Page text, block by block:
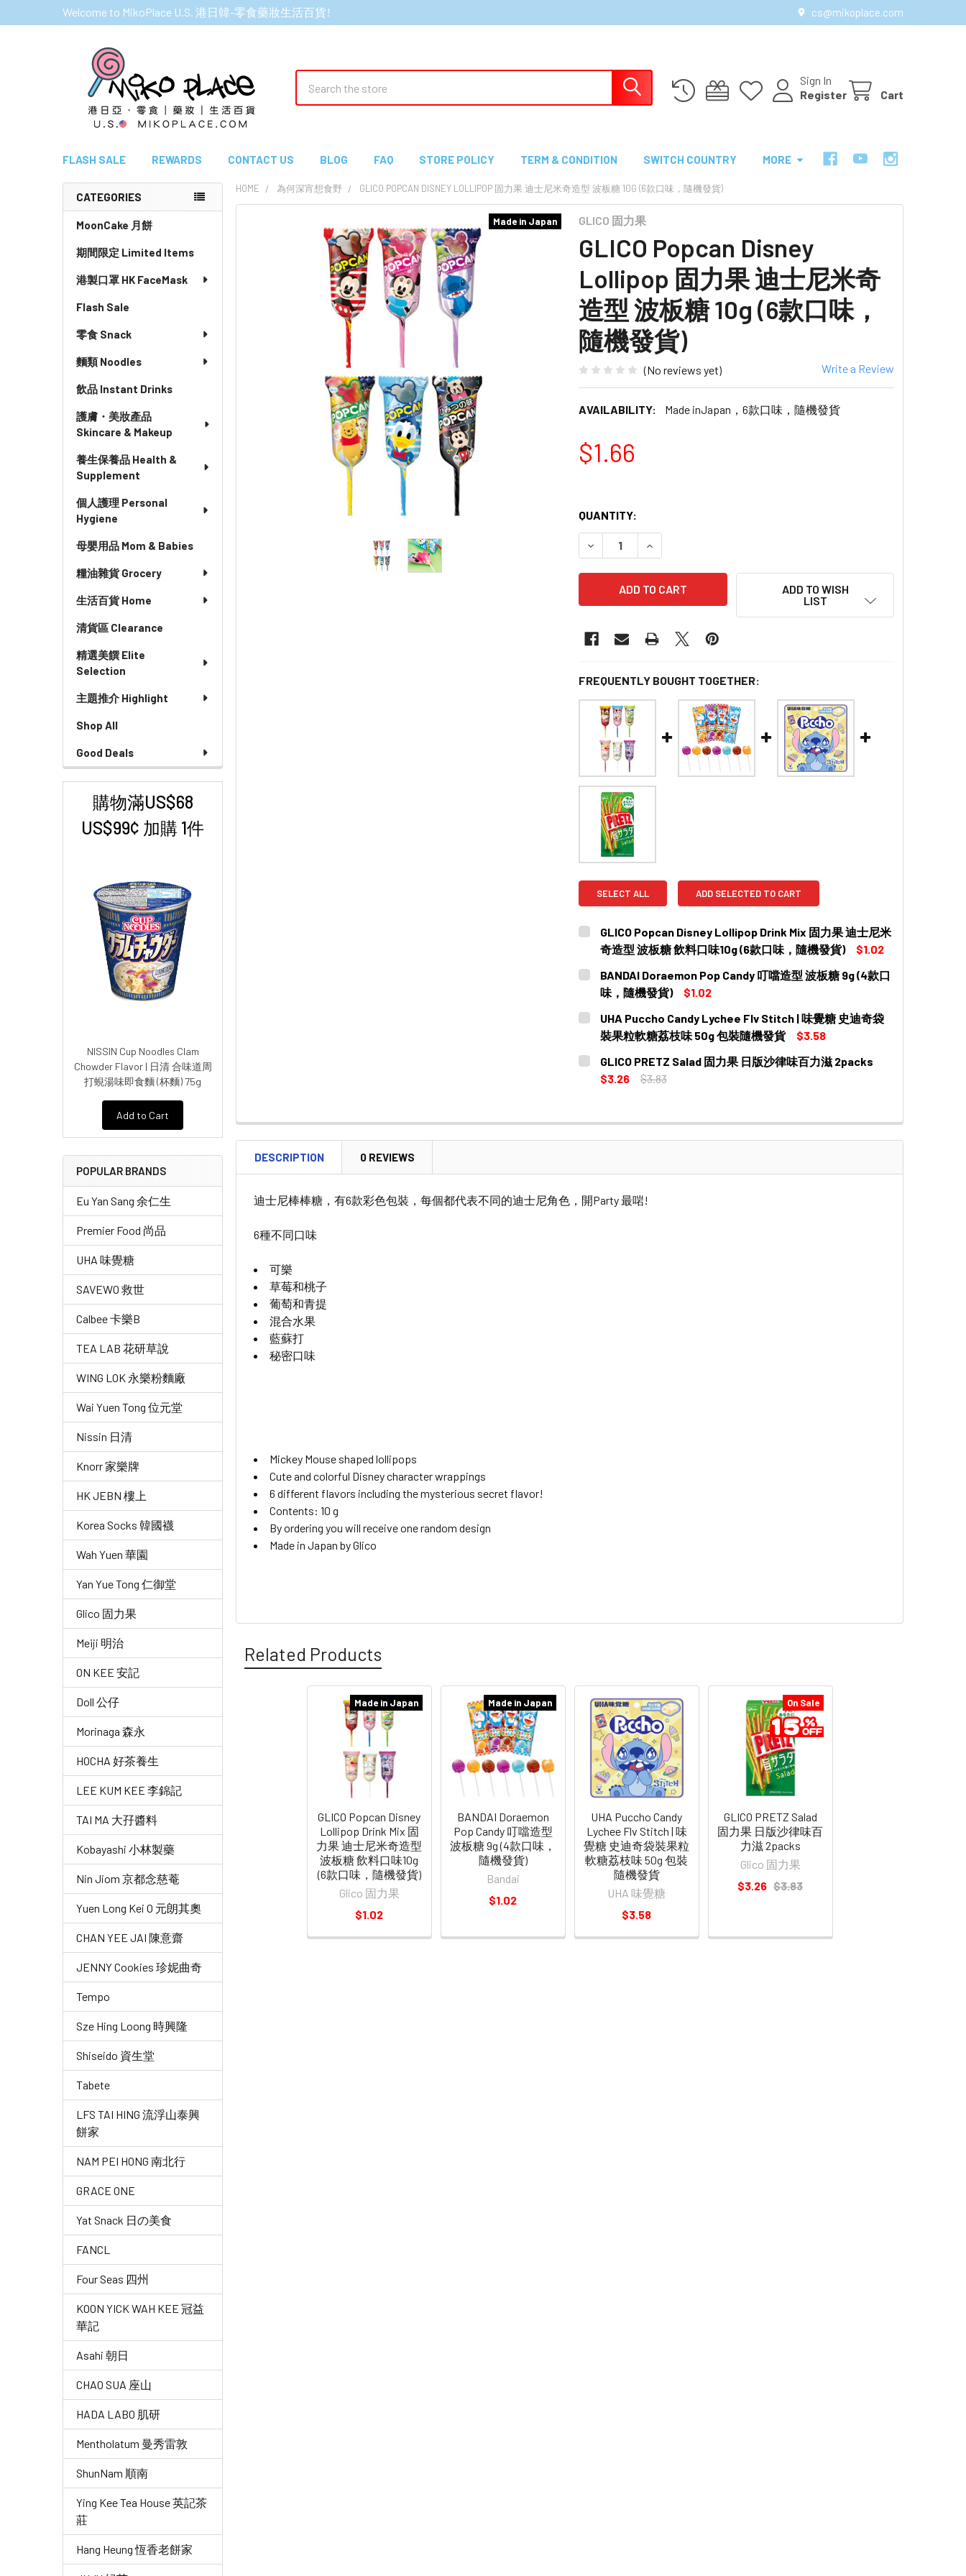
Welcome to MikoPlace U.S. 港日韓-零食藥妝生活百貨! cs@mikoplace.com
Sign In
Register
Cart
FLASH SALE REWARDS CONTACT US BLOG FAQ STORE POLICY TERM & CONDITION SWITCH COUNTRY MORE
Sidebar
CATEGORIES
MoonCake 月餅
期間限定 Limited Items
港製口罩 HK FaceMask
Flash Sale
零食 Snack
麵類 Noodles
飲品 Instant Drinks
護膚・美妝產品
Skincare & Makeup
養生保養品 Health &
Supplement
個人護理 Personal
Hygiene
母嬰用品 Mom & Babies
糧油雜貨 Grocery
生活百貨 Home
清貨區 Clearance
精選美饌 Elite
Selection
主題推介 Highlight
Shop All
Good Deals
購物滿US$68
US$99¢ 加購 1件
NISSIN Cup Noodles Clam
Chowder Flavor | 日清 合味道周
打蜆湯味即食麵 (杯麵) 75g
Add to Cart
POPULAR BRANDS
Eu Yan Sang 余仁生
Premier Food 尚品
UHA 味覺糖
SAVEWO 救世
Calbee 卡樂B
TEA LAB 花研草說
WING LOK 永樂粉麵廠
Wai Yuen Tong 位元堂
Nissin 日清
Knorr 家樂牌
HK JEBN 樓上
Korea Socks 韓國襪
Wah Yuen 華園
Yan Yue Tong 仁御堂
Glico 固力果
Meiji 明治
ON KEE 安記
Doll 公仔
Morinaga 森永
HOCHA 好茶養生
LEE KUM KEE 李錦記
TAI MA 大孖醬料
Kobayashi 小林製藥
Nin Jiom 京都念慈菴
Yuen Long Kei O 元朗其奧
CHAN YEE JAI 陳意齋
JENNY Cookies 珍妮曲奇
Tempo
Sze Hing Loong 時興隆
Shiseido 資生堂
Tabete
LFS TAI HING 流浮山泰興
餅家
NAM PEI HONG 南北行
GRACE ONE
Yat Snack 日の美食
FANCL
Four Seas 四州
KOON YICK WAH KEE 冠益
華記
Asahi 朝日
CHAO SUA 座山
HADA LABO 肌研
Mentholatum 曼秀雷敦
ShunNam 順南
Ying Kee Tea House 英記茶
莊
Hang Heung 恆香老餅家
HOME 為何深宵想食野 GLICO POPCAN DISNEY LOLLIPOP 固力果 迪士尼米奇造型 波板糖 10G (6款口味，隨機發貨)
GLICO 固力果
GLICO Popcan Disney
Lollipop 固力果 迪士尼米奇
造型 波板糖 10g (6款口味，
隨機發貨)
(No reviews yet) Write a Review
AVAILABILITY: Made inJapan，6款口味，隨機發貨
Made in Japan
$1.66
QUANTITY:
ADD TO WISH
LIST
FREQUENTLY BOUGHT TOGETHER:
SELECT ALL ADD SELECTED TO CART
GLICO Popcan Disney Lollipop Drink Mix 固力果 迪士尼米
奇造型 波板糖 飲料口味10g (6款口味，隨機發貨)
$1.02
CURRENT
STOCK:
QUANTITY:
BANDAI Doraemon Pop Candy 叮噹造型 波板糖 9g (4款口
味，隨機發貨)
$1.02
CURRENT
STOCK:
QUANTITY:
UHA Puccho Candy Lychee Flv Stitch | 味覺糖 史迪奇袋
裝果粒軟糖荔枝味 50g 包裝隨機發貨
$3.58
CURRENT
STOCK:
QUANTITY:
GLICO PRETZ Salad 固力果 日版沙律味百力滋 2packs
$3.26
$3.83
DECREASE QUANTITY OF GLICO PRETZ SALAD 固力果 日版沙律味百力滋
INCREASE QUANTITY OF GLICO PRETZ SALAD 固力果 日版沙律
DESCRIPTION 0 REVIEWS
迪士尼棒棒糖，有6款彩色包裝，每個都代表不同的迪士尼角色，開Party 最啱!
6種不同口味
可樂
草莓和桃子
葡萄和青提
混合水果
藍蘇打
秘密口味
Mickey Mouse shaped lollipops
Cute and colorful Disney character wrappings
6 different flavors including the mysterious secret flavor!
Contents: 10 g
By ordering you will receive one random design
Made in Japan by Glico
Related Products
Made in Japan
GLICO Popcan Disney
Lollipop Drink Mix 固
力果 迪士尼米奇造型
波板糖 飲料口味10g
(6款口味，隨機發貨)
Glico 固力果
$1.02
Made in Japan
BANDAI Doraemon
Pop Candy 叮噹造型
波板糖 9g (4款口味，
隨機發貨)
Bandai
$1.02
UHA Puccho Candy
Lychee Flv Stitch | 味
覺糖 史迪奇袋裝果粒
軟糖荔枝味 50g 包裝
隨機發貨
UHA 味覺糖
$3.58
On Sale
GLICO PRETZ Salad
固力果 日版沙律味百
力滋 2packs
Glico 固力果
$3.26 $3.83